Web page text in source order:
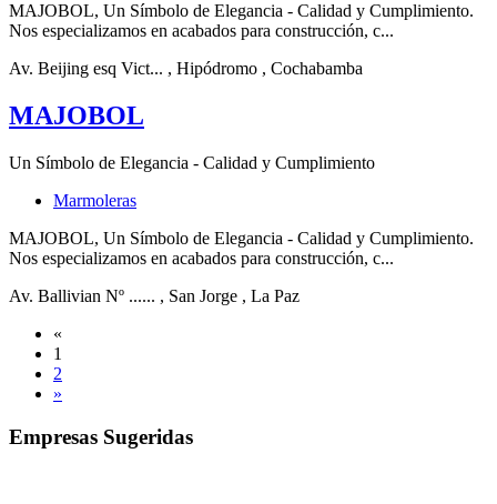
MAJOBOL, Un Símbolo de Elegancia - Calidad y Cumplimiento.
Nos especializamos en acabados para construcción, c...
Av. Beijing esq Vict... , Hipódromo , Cochabamba
MAJOBOL
Un Símbolo de Elegancia - Calidad y Cumplimiento
Marmoleras
MAJOBOL, Un Símbolo de Elegancia - Calidad y Cumplimiento.
Nos especializamos en acabados para construcción, c...
Av. Ballivian Nº ...... , San Jorge , La Paz
«
1
2
»
Empresas Sugeridas